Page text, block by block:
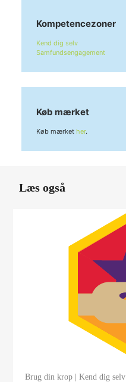
Kompetencezoner
Kend dig selv
Samfundsengagement
Køb mærket
Køb mærket her.
Læs også
Brug din krop |Kend dig selv